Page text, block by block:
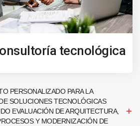
tecnológica
PERSONALIZADO PARA LA
SOLUCIONES TECNOLÓGICAS
EVALUACIÓN DE ARQUITECTURA,
Y MODERNIZACIÓN DE